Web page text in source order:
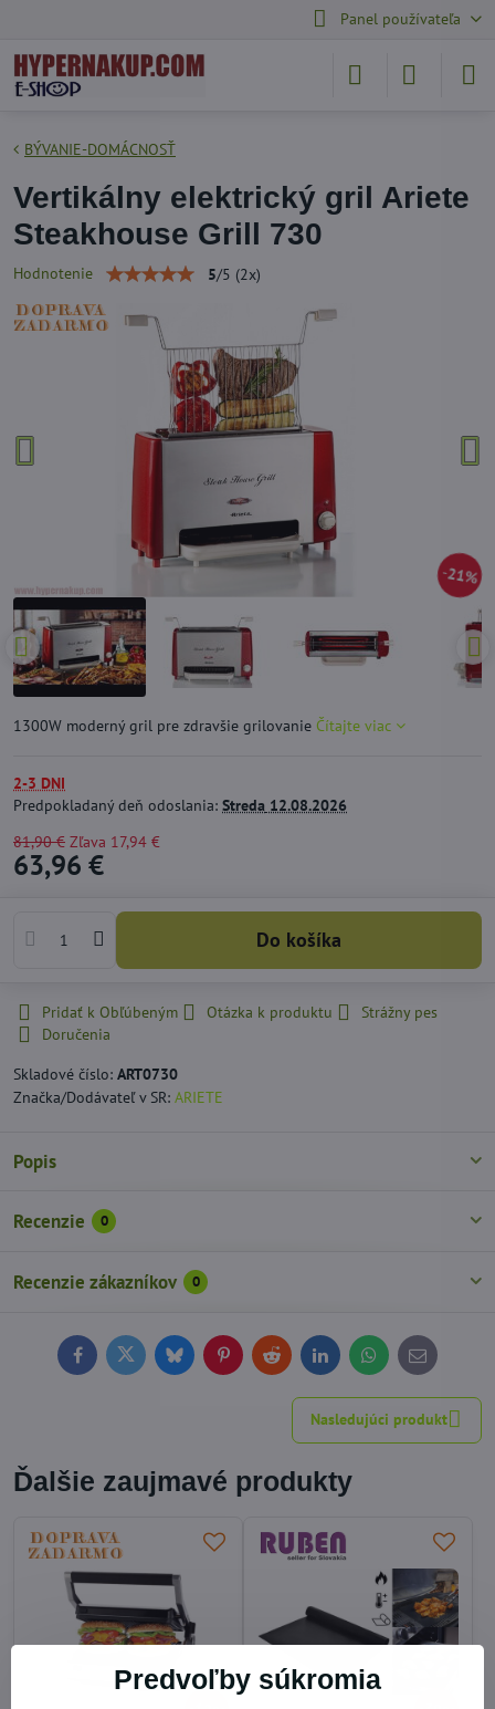
Panel používateľa
21%
BÝVANIE-DOMÁCNOSŤ
Vertikálny elektrický gril Ariete
Steakhouse Grill 730
Hodnotenie 5/5 (2x)
1300W moderný gril pre zdravšie grilovanie Čítajte viac
2-3 DNI
Predpokladaný deň odoslania: Streda 12.08.2026
81,90 € Zľava 17,94 €
63,96 €
Do košíka
Pridať k Obľúbeným Otázka k produktu
Strážny pes
Doručenia
Skladové číslo: ART0730
Značka/Dodávateľ v SR: ARIETE
Popis
Recenzie 0
Recenzie zákazníkov 0
FacebookTwitterBlueskyPinterestReddit LinkedInWhatsApp
E-
mail
Nasledujúci produkt
Ďalšie zaujmavé produkty
Predvoľby súkromia